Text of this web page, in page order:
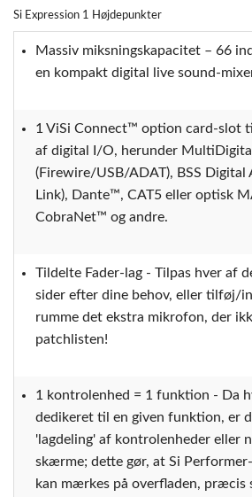
Si Expression 1 Højdepunkter
Massiv miksningskapacitet – 66
en kompakt digital live sound-
1 ViSi Connect™ option card-slot
af digital I/O, herunder
(Firewire/USB/ADAT), BSS Digital
Link), Dante™, CAT5 eller optisk
CobraNet™ og andre.
Tildelte Fader-lag - Tilpas hver af
sider efter dine behov, eller tilføj/
rumme det ekstra mikrofon, der
patchlisten!
1 kontrolenhed = 1 funktion - Da
dedikeret til en given funktion, er
'lagdeling' af kontrolenheder eller
skærme; dette gør, at Si
kan mærkes på overfladen, præcis